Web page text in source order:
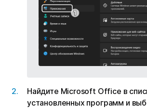
Найдите Microsoft Office в
установленных программ и